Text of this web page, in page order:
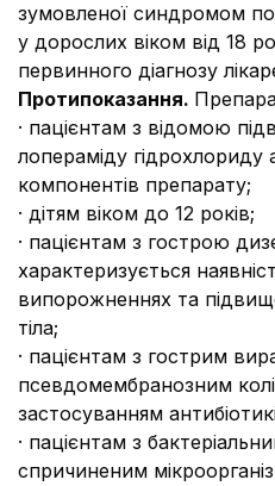
зумовленої синдромом
у дорослих віком від 18
первинного діагнозу
Протипоказання.
· пацієнтам з відомою
лопераміду гідрохлориду
компонентів препарату;
· дітям віком до 12 років;
· пацієнтам з гострою
характеризується
випорожненнях та
тіла;
· пацієнтам з гострим
псевдомембранозним
застосуванням
· пацієнтам з
спричиненим